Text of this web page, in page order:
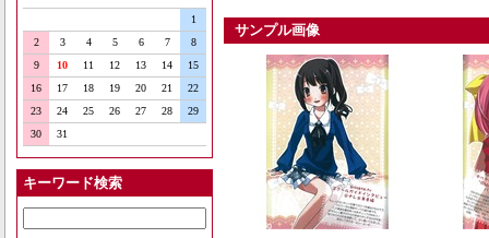
1
2
3 4 5 6 7
8
9
10 11 12 13 14
15
16
17 18 19 20 21
22
23
24 25 26 27 28
29
30
31
キーワード検索
サンプル画像